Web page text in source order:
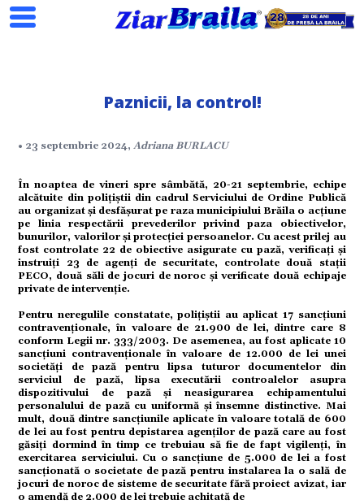
Paznicii, la control!
• 23 septembrie 2024,Adriana BURLACU
În noaptea de vineri spre sâmbătă, 20-21 septembrie, echipe
alcătuite din polițiștii din cadrul Serviciului de Ordine Publică
au organizat și desfășurat pe raza municipiului Brăila o acțiune
pe linia respectării prevederilor privind paza obiectivelor,
bunurilor, valorilor și protecției persoanelor. Cu acest prilej au
fost controlate 22 de obiective asigurate cu pază, verificați și
instruiți 23 de agenți de securitate, controlate două stații
PECO, două săli de jocuri de noroc și verificate două echipaje
private de intervenție.
Pentru neregulile constatate, polițiștii au aplicat 17 sancțiuni
contravenționale, în valoare de 21.900 de lei, dintre care 8
conform Legii nr. 333/2003. De asemenea, au fost aplicate 10
sancțiuni contravenționale în valoare de 12.000 de lei unei
societăți de pază pentru lipsa tuturor documentelor din
serviciul de pază, lipsa executării controalelor asupra
dispozitivului de pază și neasigurarea echipamentului
personalului de pază cu uniformă și însemne distinctive. Mai
mult, două dintre sancțiunile aplicate în valoare totală de 600
de lei au fost pentru depistarea agenților de pază care au fost
găsiți dormind în timp ce trebuiau să fie de fapt vigilenți, în
exercitarea serviciului. Cu o sancțiune de 5.000 de lei a fost
sancționată o societate de pază pentru instalarea la o sală de
jocuri de noroc de sisteme de securitate fără proiect avizat, iar
o amendă de 2.000 de lei trebuie achitată de